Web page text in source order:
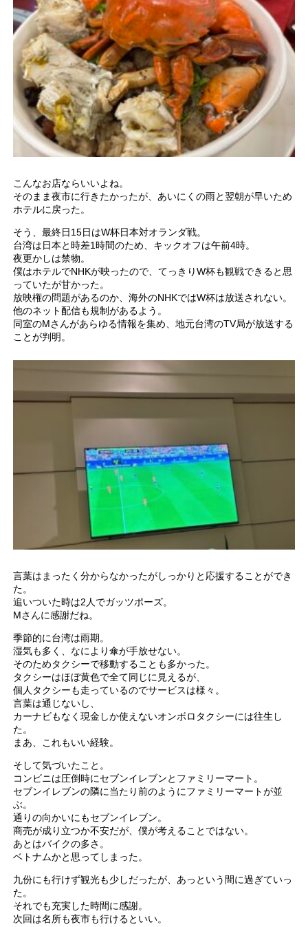
こんなお店ならいいよね。
そのまま夜市に行きたかったが、あいにくの雨と翌朝が早いため
ホテルに戻った。
そう、最終日15日はW杯日本対オランダ戦。
台湾は日本と時差1時間のため、キックオフは午前4時。
夜更かしは禁物。
僕はホテルでNHKが映ったので、てっきりW杯も観戦できると思
っていたが甘かった。
放映権の問題があるのか、海外のNHKではW杯は放送されない。
他のネット配信も規制があるよう。
同室のMさんがあらゆる情報を集め、地元台湾のTV局が放送する
ことが判明。
言葉はまったく分からなかったがしっかりと応援することができ
た。
追いついた時は2人でガッツポーズ。
Mさんに感謝だね。
季節的に台湾は雨期。
湿気も多く、なにより傘が手放せない。
そのためタクシーで移動することも多かった。
タクシーはほぼ黄色で全て同じに見えるが、
個人タクシーも走っているのでサービスは様々。
言葉は通じないし、
カーナビもなく現金しか使えないオンボロタクシーには往生し
た。
まあ、これもいい経験。
そして気づいたこと。
コンビニは圧倒時にセブンイレブンとファミリーマート。
セブンイレブンの隣に当たり前のようにファミリーマートが並
ぶ。
通りの向かいにもセブンイレブン。
商売が成り立つか不安だが、僕が考えることではない。
あとはバイクの多さ。
ベトナムかと思ってしまった。
九份にも行けず観光も少しだったが、あっという間に過ぎていっ
た。
それでも充実した時間に感謝。
次回は名所も夜市も行けるといい。